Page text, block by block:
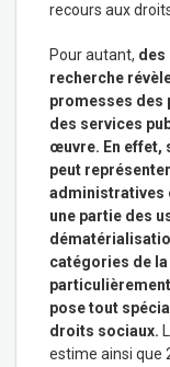
recours aux
Pour autant, des
recherche
promesses des
des services
œuvre. En effet,
peut
administratives
une partie des
catégories de
pose tout
droits sociaux.
estime ainsi que